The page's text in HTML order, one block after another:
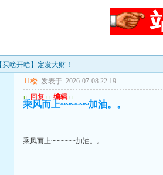
啥开啥】定发大财！
11楼 发表于: 2026-07-08 22:19 ---
u 回复 u 编辑 u
乘风而上~~~~~~加油。。
乘风而上~~~~~~加油。。